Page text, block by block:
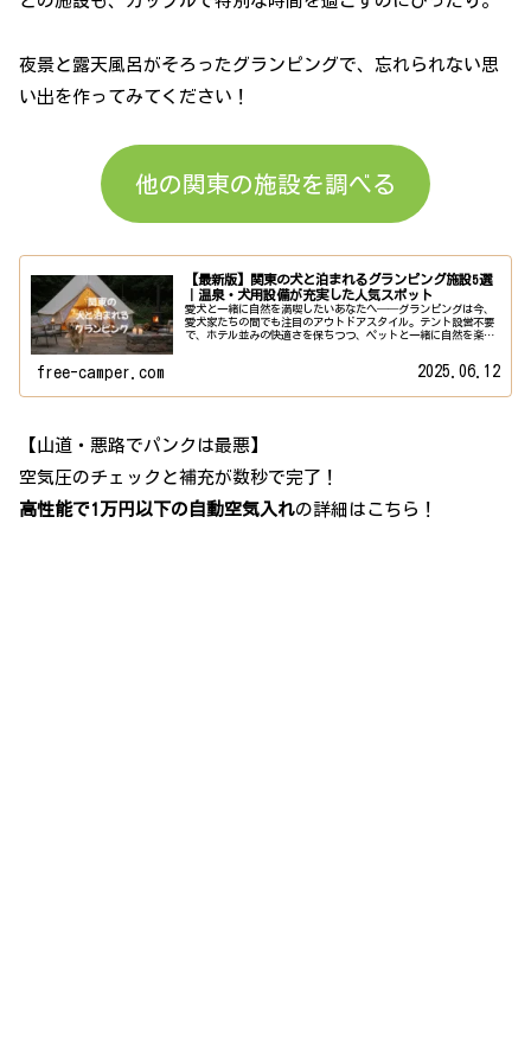
夜景と露天風呂がそろったグランピングで、忘れられない思
い出を作ってみてください！
他の関東の施設を調べる
【最新版】関東の犬と泊まれるグランピング施設5選
｜温泉・犬用設備が充実した人気スポット
愛犬と一緒に自然を満喫したいあなたへ──グランピングは今、
愛犬家たちの間でも注目のアウトドアスタイル。テント設営不要
で、ホテル並みの快適さを保ちつつ、ペットと一緒に自然を楽し
free-camper.com 2025.06.12
【山道・悪路でパンクは最悪】
空気圧のチェックと補充が数秒で完了！
高性能で1万円以下の自動空気入れの詳細はこちら！